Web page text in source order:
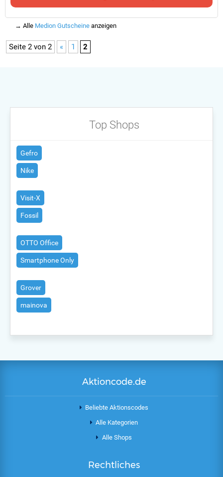
→ Alle Medion Gutscheine anzeigen
Seite 2 von 2 « 1 2
Top Shops
Gefro
Nike
Visit-X
Fossil
OTTO Office
Smartphone Only
Grover
mainova
Aktioncode.de
Beliebte Aktionscodes
Alle Kategorien
Alle Shops
Rechtliches